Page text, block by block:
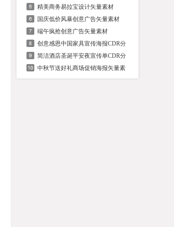
精美商务易拉宝设计矢量素材
国庆低价风暴创意广告矢量素材
端午疯抢创意广告矢量素材
创意感恩中国家具宣传海报CDR分
简洁酒店圣诞平安夜宣传单CDR分
中秋节送好礼商场促销海报矢量素